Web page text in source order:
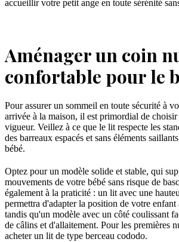
accueillir votre petit ange en toute sérénité
Aménager un coin
confortable pour le
Pour assurer un sommeil en toute sécurité à
arrivée à la maison, il est primordial de
vigueur. Veillez à ce que le lit respecte les
des barreaux espacés et sans éléments
bébé.
Optez pour un modèle solide et stable, qui
mouvements de votre bébé sans risque de
également à la praticité : un lit avec une
permettra d'adapter la position de votre
tandis qu'un modèle avec un côté coulissant
de câlins et d'allaitement. Pour les premières
acheter un lit de type berceau cododo.